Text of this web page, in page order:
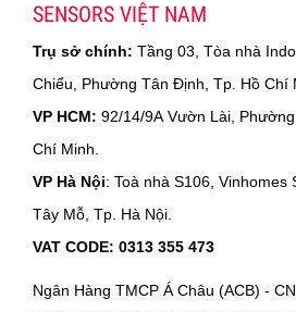
SENSORS VIỆT NAM
Trụ sở chính: Tầng 03, Tòa nhà
Chiểu, Phường Tân Định, Tp. Hồ Chí
VP HCM: 92/14/9A Vườn Lài,
Chí Minh.
VP Hà Nội: Toà nhà S106, Vinhomes
Tây Mỗ, Tp. Hà Nội.
VAT CODE: 0313 355 473
Ngân Hàng TMCP Á Châu (ACB) -